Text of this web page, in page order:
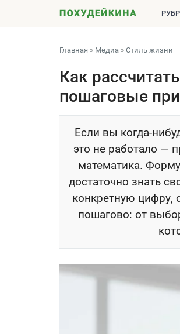
Главная » Медиа » Стиль жизни
Как
пошаговые
Если вы когда-
это не работало —
математика.
достаточно знать
конкретную цифру,
пошагово: от